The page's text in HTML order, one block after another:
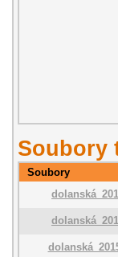
Soubory
Soubory